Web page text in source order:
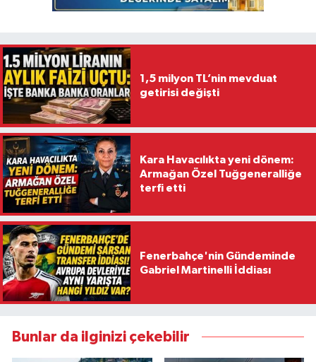
1,5 milyon TL’nin mevduat
getirisi değişti
Kara Havacılıkta yeni dönem:
Armağan Özel Tuğgeneralliğe
terfi etti
Fenerbahçe'nin Gündeminde
Gabriel Martinelli İddiası
Bunlar da ilginizi çekebilir